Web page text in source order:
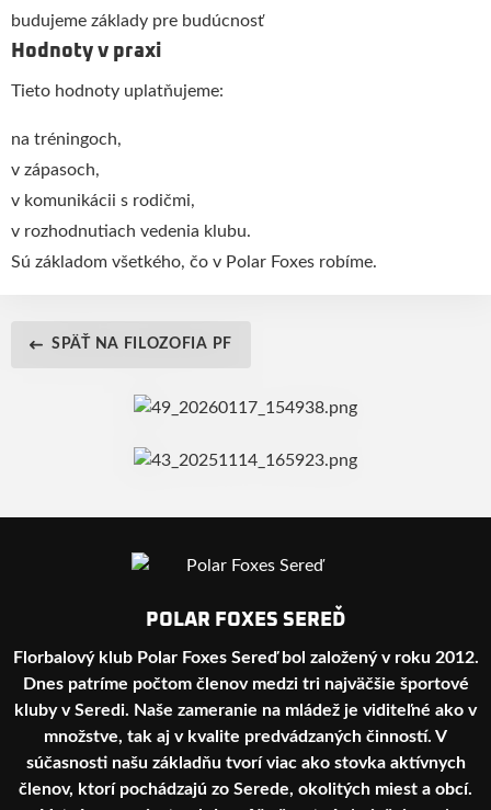
budujeme základy pre budúcnosť
Hodnoty v praxi
Tieto hodnoty uplatňujeme:
na tréningoch,
v zápasoch,
v komunikácii s rodičmi,
v rozhodnutiach vedenia klubu.
Sú základom všetkého, čo v Polar Foxes robíme.
SPÄŤ NA FILOZOFIA PF
POLAR FOXES SEREĎ
Florbalový klub Polar Foxes Sereď bol založený v roku 2012.
Dnes patríme počtom členov medzi tri najväčšie športové
kluby v Seredi. Naše zameranie na mládež je viditeľné ako v
množstve, tak aj v kvalite predvádzaných činností. V
súčasnosti našu základňu tvorí viac ako stovka aktívnych
členov, ktorí pochádzajú zo Serede, okolitých miest a obcí.